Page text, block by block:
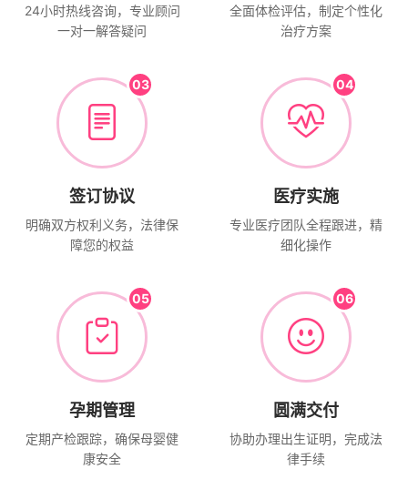
24小时热线咨询，专业顾问
一对一解答疑问
全面体检评估，制定个性化
治疗方案
03
签订协议
明确双方权利义务，法律保
障您的权益
04
医疗实施
专业医疗团队全程跟进，精
细化操作
05
孕期管理
定期产检跟踪，确保母婴健
康安全
06
圆满交付
协助办理出生证明，完成法
律手续